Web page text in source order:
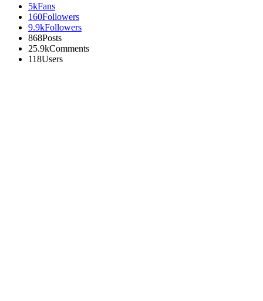
5kFans
160Followers
9.9kFollowers
868Posts
25.9kComments
118Users